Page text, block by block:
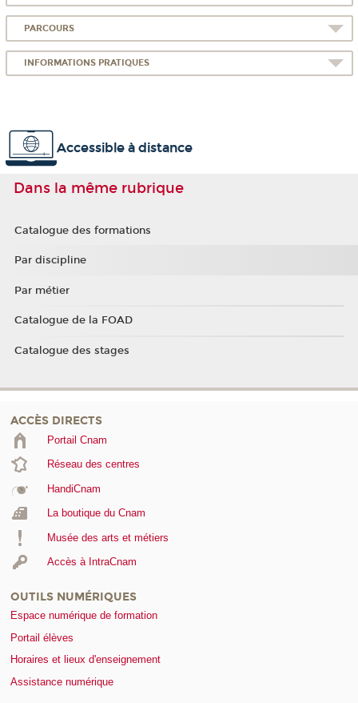
PARCOURS
INFORMATIONS PRATIQUES
Accessible à distance
Dans la même rubrique
Catalogue des formations
Par discipline
Par métier
Catalogue de la FOAD
Catalogue des stages
ACCÈS DIRECTS
Portail Cnam
Réseau des centres
HandiCnam
La boutique du Cnam
Musée des arts et métiers
Accès à IntraCnam
OUTILS NUMÉRIQUES
Espace numérique de formation
Portail élèves
Horaires et lieux d'enseignement
Assistance numérique